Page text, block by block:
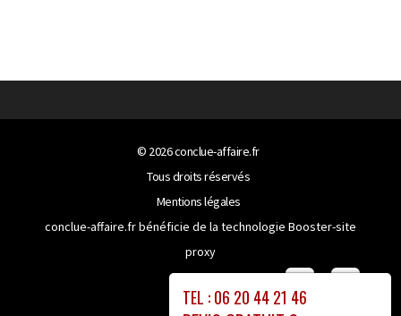
TEL : 06 20 44 21 46
© 2026conclue-affaire.fr
Tous droits réservés
Mentions légales
conclue-affaire.fr bénéficie de la technologie Booster-site
proxy